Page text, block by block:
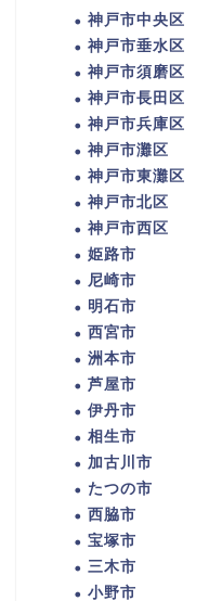
神戸市中央区
神戸市垂水区
神戸市須磨区
神戸市長田区
神戸市兵庫区
神戸市灘区
神戸市東灘区
神戸市北区
神戸市西区
姫路市
尼崎市
明石市
西宮市
洲本市
芦屋市
伊丹市
相生市
加古川市
たつの市
西脇市
宝塚市
三木市
小野市